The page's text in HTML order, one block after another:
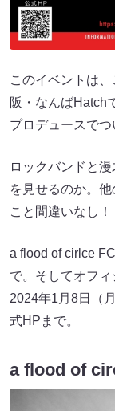
このイベントは
阪・なんばHatch
プロデュースでつ
ロックバンドと
を見せるのか。
こと間違いなし！
a flood of cirlce
で。そしてオフ
2024年1月8日（
式HPまで。
a flood of